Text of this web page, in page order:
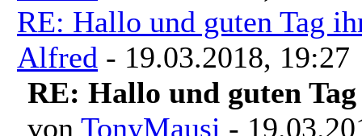
RE: Hallo und guten Tag
Alfred - 19.03.2018, 19:27
RE: Hallo und guten
von TonyMausi -